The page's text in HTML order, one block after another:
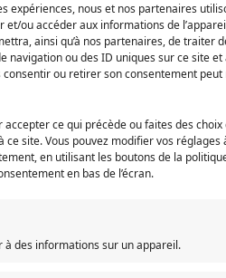
expériences, nous et nos partenaires
et/ou accéder aux informations de
ainsi qu’à nos partenaires, de traiter
navigation ou des ID uniques sur ce site
consentir ou retirer son consentement
accepter ce qui précède ou faites des
ce site. Vous pouvez modifier vos
en utilisant les boutons de la
en bas de l’écran.
à des informations sur un appareil.
Description Avis 0